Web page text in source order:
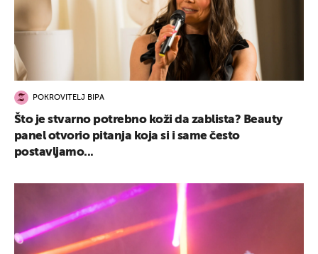
POKROVITELJ BIPA
Što je stvarno potrebno koži da zablista? Beauty
panel otvorio pitanja koja si i same često
postavljamo...